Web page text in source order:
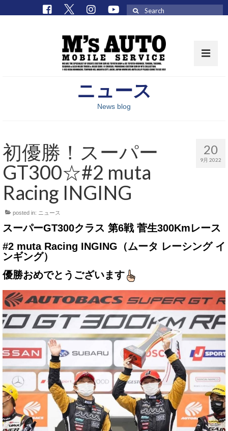
M’sCollectionパーツ一覧
エムズオート
M’sCollection
エムズオートとは
買取のご案内
店舗情報
店舗情報
会社概要
トップメッセージ
スタッフ紹介
ブログ
イベント
ニュース
ニュース
News blog
20
9月 2022
初優勝！スーパー
GT300☆#2 muta
Racing INGING
posted in: ニュース
スーパーGT300クラス 第6戦 菅生300Kmレース
#2 muta Racing INGING（ムータ レーシング イ
ンギング）
優勝おめでとうございます